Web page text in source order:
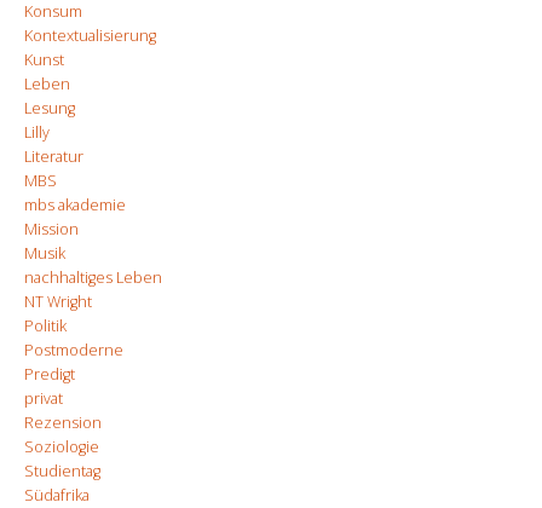
Konsum
Kontextualisierung
Kunst
Leben
Lesung
Lilly
Literatur
MBS
mbs akademie
Mission
Musik
nachhaltiges Leben
NT Wright
Politik
Postmoderne
Predigt
privat
Rezension
Soziologie
Studientag
Südafrika